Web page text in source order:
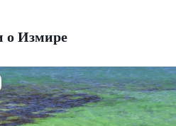
о Измире